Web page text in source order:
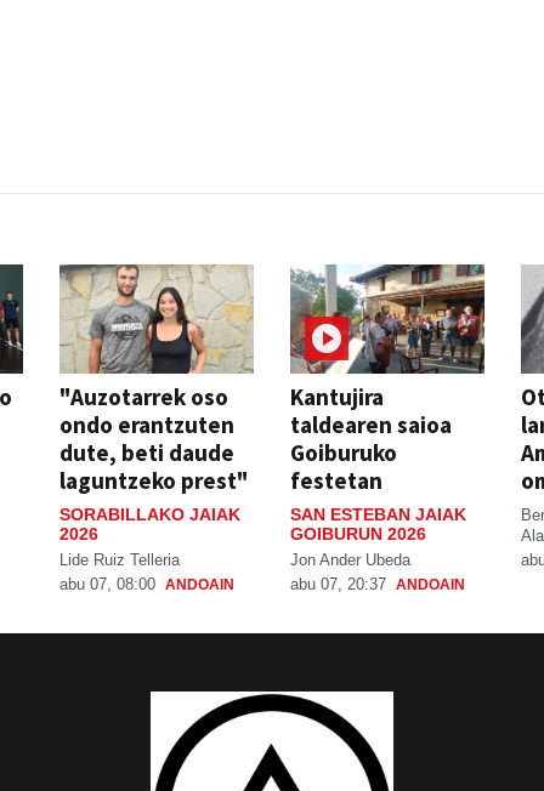
"Auzotarrek oso
ondo erantzuten
dute, beti daude
laguntzeko prest"
SORABILLAKO JAIAK
2026
Lide Ruiz Telleria
abu 07, 08:00 ANDOAIN
Kantujira
taldearen saioa
Goiburuko
festetan
SAN ESTEBAN JAIAK
GOIBURUN 2026
Jon Ander Ubeda
abu 07, 20:37 ANDOAIN